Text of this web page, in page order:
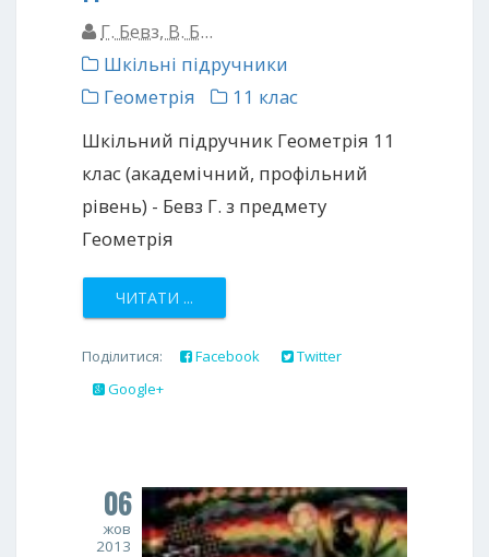
Г. Бевз, В. Б...
Шкільні підручники
Геометрія
11 клас
Шкільний підручник Геометрія 11
клас (академічний, профільний
рівень) - Бевз Г. з предмету
Геометрія
ЧИТАТИ ...
Поділитися: Facebook
Twitter
Google+
06
жов
2013